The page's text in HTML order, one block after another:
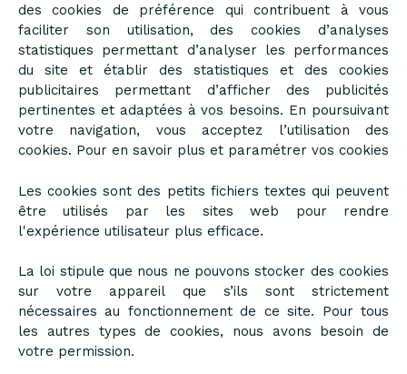
des cookies de préférence qui contribuent à vous
faciliter son utilisation, des cookies d’analyses
statistiques permettant d’analyser les performances
du site et établir des statistiques et des cookies
publicitaires permettant d’afficher des publicités
pertinentes et adaptées à vos besoins. En poursuivant
votre navigation, vous acceptez l’utilisation des
cookies. Pour en savoir plus et paramétrer vos cookies
Les cookies sont des petits fichiers textes qui peuvent
être utilisés par les sites web pour rendre
l'expérience utilisateur plus efficace.
La loi stipule que nous ne pouvons stocker des cookies
sur votre appareil que s’ils sont strictement
nécessaires au fonctionnement de ce site. Pour tous
les autres types de cookies, nous avons besoin de
votre permission.